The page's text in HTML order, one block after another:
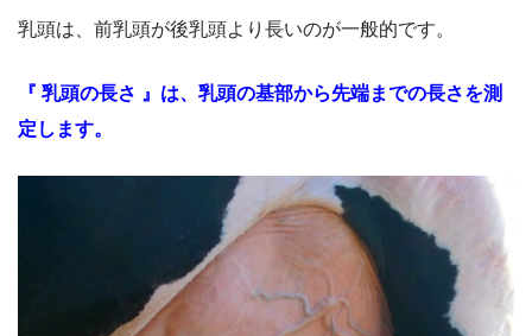
乳頭は、前乳頭が後乳頭より長いのが一般的です。
『 乳頭の長さ 』は、乳頭の基部から先端までの長さを測
定します。